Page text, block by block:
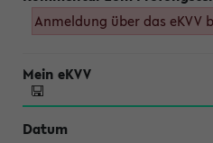
Anmeldung über das eKVV